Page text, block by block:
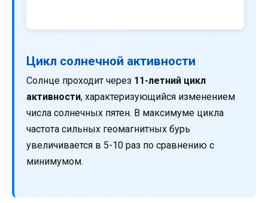
Цикл солнечной активности
Солнце проходит через 11-летний цикл
активности, характеризующийся изменением
числа солнечных пятен. В максимуме цикла
частота сильных геомагнитных бурь
увеличивается в 5-10 раз по сравнению с
минимумом.